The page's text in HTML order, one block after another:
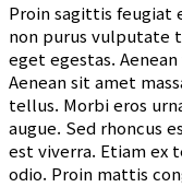
Proin sagittis
non purus vulputate
eget egestas.
Aenean sit amet
tellus. Morbi eros
augue. Sed rhoncus
est viverra. Etiam ex
odio. Proin mattis